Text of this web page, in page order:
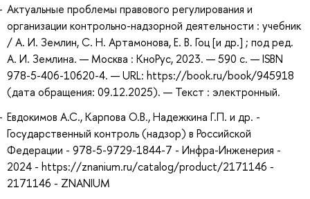
Актуальные проблемы правового регулирования и
организации контрольно-надзорной деятельности : учебник
/ А. И. Землин, С. Н. Артамонова, Е. В. Гоц [и др.] ; под ред.
А. И. Землина. — Москва : КноРус, 2023. — 590 с. — ISBN
978-5-406-10620-4. — URL: https://book.ru/book/945918
(дата обращения: 09.12.2025). — Текст : электронный.
Евдокимов А.С., Карпова О.В., Надежкина Г.П. и др. -
Государственный контроль (надзор) в Российской
Федерации - 978-5-9729-1844-7 - Инфра-Инженерия -
2024 - https://znanium.ru/catalog/product/2171146 -
2171146 - ZNANIUM